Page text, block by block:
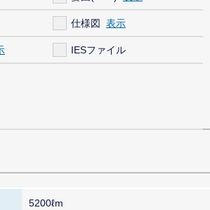
仕様図
IESファイル
5200ℓm